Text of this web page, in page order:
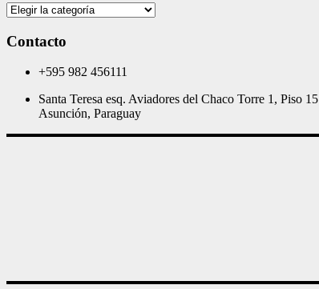
Categorias
Contacto
+595 982 456111
Santa Teresa esq. Aviadores del Chaco Torre 1, Piso 15
Asunción, Paraguay